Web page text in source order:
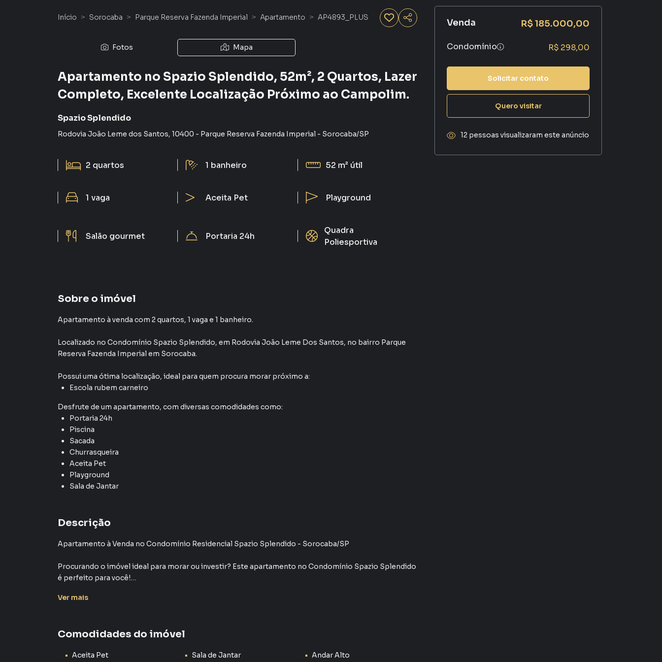
Início Sorocaba Parque Reserva Fazenda Imperial Apartamento AP4893_PLUS
Fotos Mapa
Apartamento no Spazio Splendido, 52m², 2 Quartos, Lazer
Completo, Excelente Localização Próximo ao Campolim.
Spazio Splendido
Rodovia João Leme dos Santos, 10400 - Parque Reserva Fazenda Imperial - Sorocaba/SP
2 quartos 1 banheiro 52 m² útil
1 vaga Aceita Pet Playground
Salão gourmet Portaria 24h
Quadra
Poliesportiva
Sobre o imóvel
Apartamento à venda com 2 quartos, 1 vaga e 1 banheiro.
Localizado no Condomínio Spazio Splendido, em Rodovia João Leme Dos Santos, no bairro Parque
Reserva Fazenda Imperialem Sorocaba.
Possui uma ótima localização, ideal para quem procura morar próximo a:
Escola rubem carneiro
Desfrute de um apartamento, com diversas comodidades como:
Portaria 24h
Piscina
Sacada
Churrasqueira
Aceita Pet
Playground
Sala de Jantar
Descrição
Apartamento à Venda no Condomínio Residencial Spazio Splendido - Sorocaba/SP
Procurando o imóvel ideal para morar ou investir? Este apartamento no Condomínio Spazio Splendido
é perfeito para você!
Com 52m² , o apartamento conta com:
Sala ampla , perfeita para receber família e amigos;
Banheiro social com gabinete , moderno e bem planejado.
Ver mais
Comodidades do imóvel
Aceita Pet Sala de Jantar
Andar Alto
Venda R$ 185.000,00
Condomínio R$ 298,00
Solicitar contato
Quero visitar
12 pessoas visualizaram este anúncio